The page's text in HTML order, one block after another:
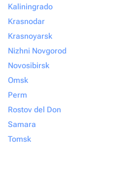
Kaliningrado
Krasnodar
Krasnoyarsk
Nizhni Novgorod
Novosibirsk
Omsk
Perm
Rostov del Don
Samara
Tomsk